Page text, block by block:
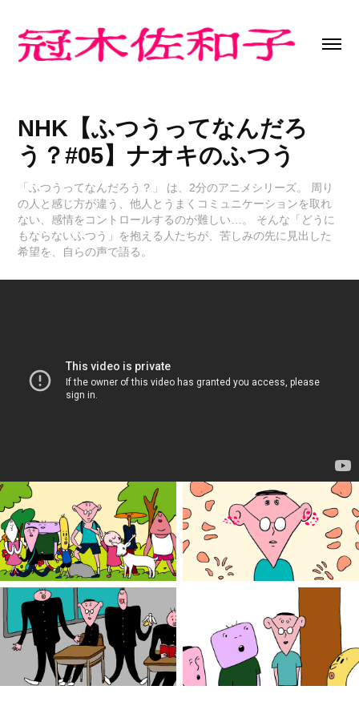
NHK【ふつうってなんだろ
う？#05】ナオキのふつう
「ふつうってなんだろう？」 は、2分のアニメシリーズ。 周り
の人と感じ方が違う、他人とうまくコミュニケーションを取れ
ない、感情をコントロールするのが難しい…。 そんな「どうに
もならないふつう」を抱える人たちが、苦しみの先に見出した
希望を、自らの声で語る。